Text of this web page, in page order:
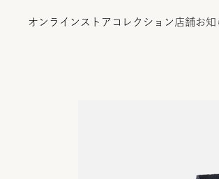
オンラインストア コレクション 店舗お知